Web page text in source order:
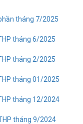
tháng 7/2025
tháng 6/2025
tháng 2/2025
tháng 01/2025
tháng 12/2024
tháng 9/2024